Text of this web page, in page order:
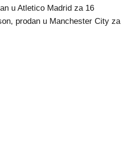
u Atletico Madrid za 16
prodan u Manchester City za